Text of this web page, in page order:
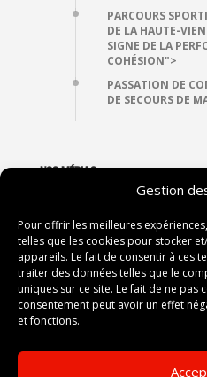
Gestion
Pour offrir les meilleures
telles que les cookies pour stocker
appareils. Le fait de consentir à ces
traiter des données telles que le
uniques sur ce site. Le fait de ne pas
consentement peut avoir un effet
et fonctions.
PARCOURS
DE LA HAUTE-
SIGNE DE LA
COHÉSION">
PASSATION DE
DE SECOURS DE
NOS MÉDIAS
VIDÉOTHÈQUE
PHOTOTHÈQUE
CONTACT
2, avenue du Président